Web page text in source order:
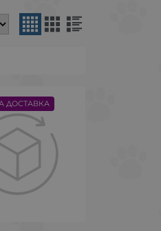
ДОСТАВКА